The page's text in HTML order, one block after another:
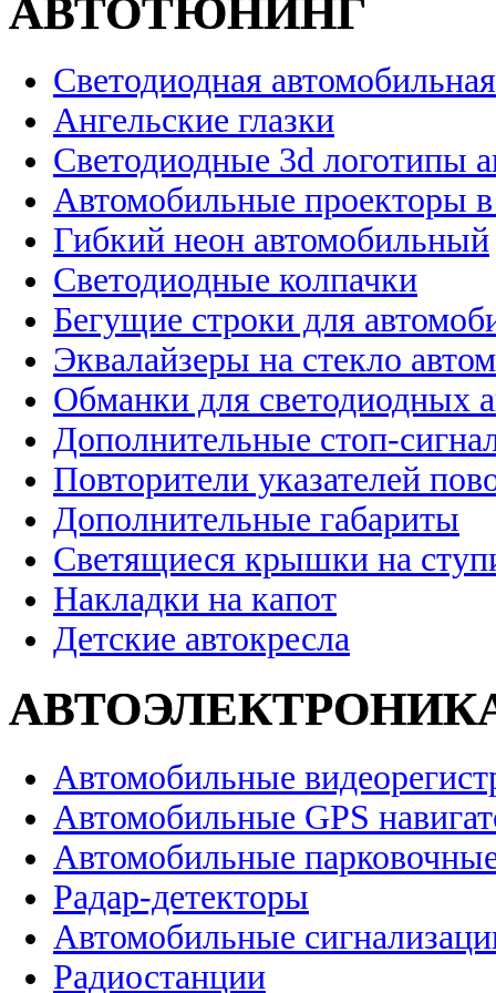
АВТОТЮНИНГ
Светодиодная
Ангельские глазки
Светодиодные 3d логотипы
Автомобильные проекторы
Гибкий неон автомобильный
Светодиодные колпачки
Бегущие строки для
Эквалайзеры на стекло
Обманки для светодиодных
Дополнительные стоп-
Повторители указателей
Дополнительные габариты
Светящиеся крышки на
Накладки на капот
Детские автокресла
Автомобильные
Автомобильные GPS
Автомобильные
Радар-детекторы
Автомобильные
Радиостанции